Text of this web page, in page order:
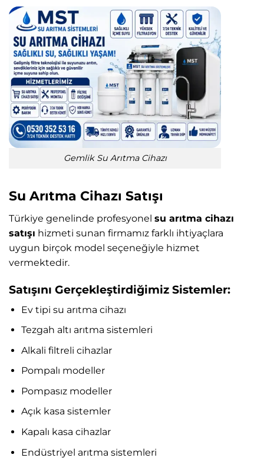
Gemlik Su Arıtma Cihazı
Su Arıtma Cihazı Satışı
Türkiye genelinde profesyonel su arıtma cihazı
satışı hizmeti sunan firmamız farklı ihtiyaçlara
uygun birçok model seçeneğiyle hizmet
vermektedir.
Satışını Gerçekleştirdiğimiz Sistemler:
Ev tipi su arıtma cihazı
Tezgah altı arıtma sistemleri
Alkali filtreli cihazlar
Pompalı modeller
Pompasız modeller
Açık kasa sistemler
Kapalı kasa cihazlar
Endüstriyel arıtma sistemleri